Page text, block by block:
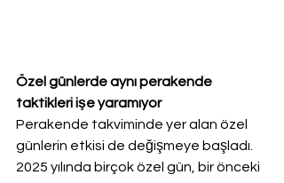
Özel günlerde aynı perakende
taktikleri işe yaramıyor
Perakende takviminde yer alan özel
günlerin etkisi de değişmeye başladı.
2025 yılında birçok özel gün, bir önceki